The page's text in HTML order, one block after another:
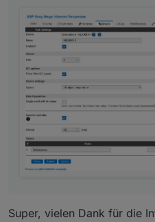
Ich muss meinen
ist der Sensor genau
doch leider verfälscht
(welches auf dem
Ich werde ihn jetzt
damit es ablaufen kann.
Super, vielen Dank für die